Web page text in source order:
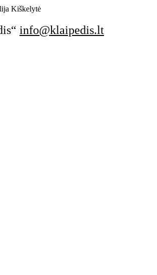
Kiškelytė
info@klaipedis.lt